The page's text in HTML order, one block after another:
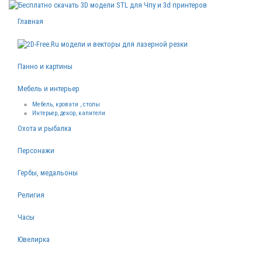
Главная
Панно и картины
Мебель и интерьер
Мебель, кровати , столы
Интерьер, декор, капители
Охота и рыбалка
Персонажи
Гербы, медальоны
Религия
Часы
Ювелирка